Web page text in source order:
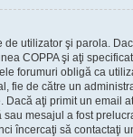
utilizator şi parola.
COPPA şi aţi
forumuri obligă ca
fie de către un
aţi primit un email
mesajul a fost
încercaţi să contactaţi